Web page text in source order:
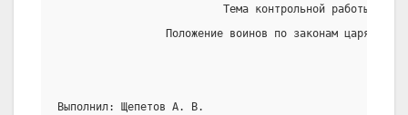
                          Тема контрольной работы:
Положение воинов по законам царя
Выполнил: Щепетов А. В.